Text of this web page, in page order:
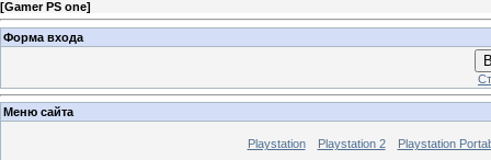
[Gamer PS one]
Форма входа
Меню сайта
Playstation Playstation 2 Playstation